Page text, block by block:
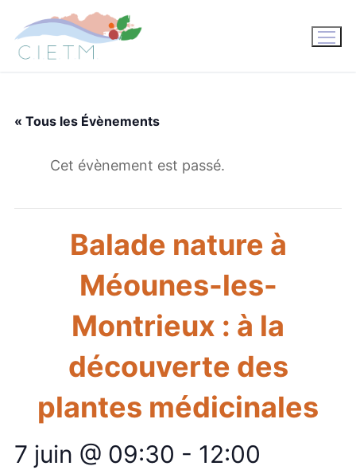
contenu
« Tous les Évènements
Cet évènement est passé.
Balade nature à
Méounes-les-
Montrieux : à la
découverte des
plantes médicinales
7 juin @ 09:30 - 12:00